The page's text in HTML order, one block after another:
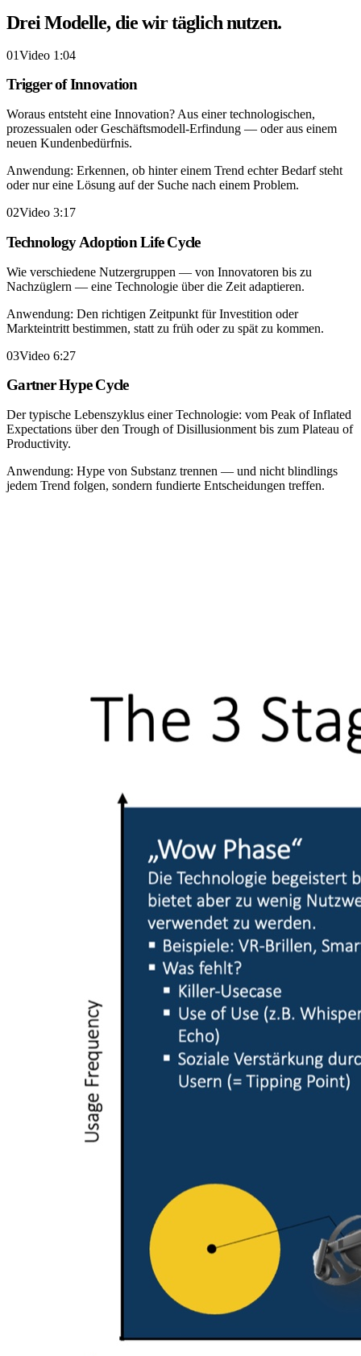
Drei Modelle, die wir täglich nutzen.
01Video 1:04
Trigger of Innovation
Woraus entsteht eine Innovation? Aus einer technologischen,
prozessualen oder Geschäftsmodell-Erfindung — oder aus einem
neuen Kundenbedürfnis.
Anwendung: Erkennen, ob hinter einem Trend echter Bedarf steht
oder nur eine Lösung auf der Suche nach einem Problem.
02Video 3:17
Technology Adoption Life Cycle
Wie verschiedene Nutzergruppen — von Innovatoren bis zu
Nachzüglern — eine Technologie über die Zeit adaptieren.
Anwendung: Den richtigen Zeitpunkt für Investition oder
Markteintritt bestimmen, statt zu früh oder zu spät zu kommen.
03Video 6:27
Gartner Hype Cycle
Der typische Lebenszyklus einer Technologie: vom Peak of Inflated
Expectations über den Trough of Disillusionment bis zum Plateau of
Productivity.
Anwendung: Hype von Substanz trennen — und nicht blindlings
jedem Trend folgen, sondern fundierte Entscheidungen treffen.